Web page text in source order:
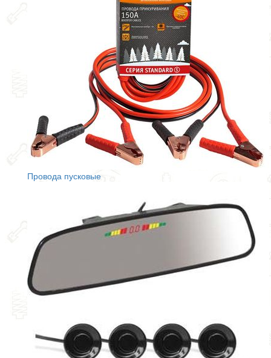
Провода пусковые